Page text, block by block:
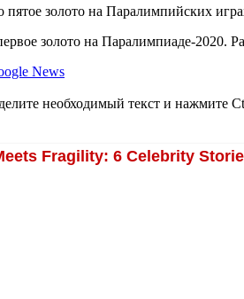
золото на Паралимпийских
золото на Паралимпиаде-2020.
News
необходимый текст и нажмите